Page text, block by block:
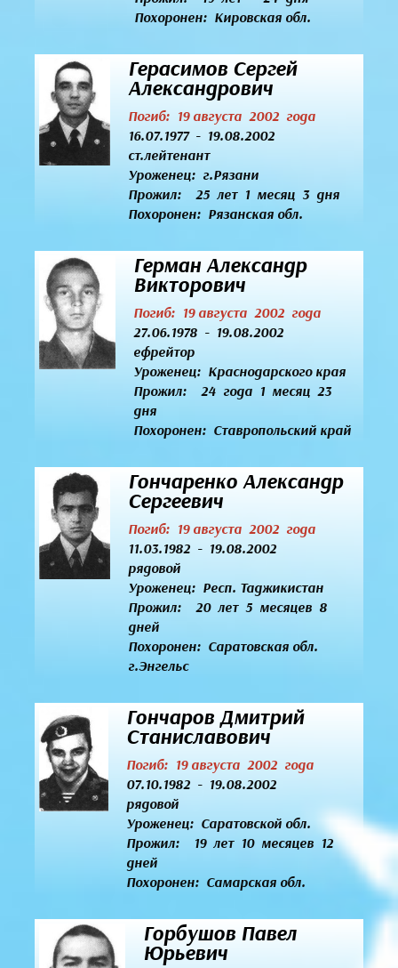
Похоронен: Кировская обл.
Герасимов Сергей
Александрович
Погиб: 19 августа 2002 года
16.07.1977 - 19.08.2002
ст.лейтенант
Уроженец:г.Рязани
Прожил: 25 лет 1 месяц 3 дня
Похоронен: Рязанская обл.
Герман Александр
Викторович
Погиб: 19 августа 2002 года
27.06.1978 - 19.08.2002
ефрейтор
Уроженец:Краснодарского края
Прожил: 24 года 1 месяц 23
дня
Похоронен: Ставропольский край
Гончаренко Александр
Сергеевич
Погиб: 19 августа 2002 года
11.03.1982 - 19.08.2002
рядовой
Уроженец: Респ. Таджикистан
Прожил: 20 лет 5 месяцев 8
дней
Похоронен: Саратовская обл.
г.Энгельс
Гончаров Дмитрий
Станиславович
Погиб: 19 августа 2002 года
07.10.1982 - 19.08.2002
рядовой
Уроженец: Саратовской обл.
Прожил: 19 лет 10 месяцев 12
дней
Похоронен: Самарская обл.
Горбушов Павел
Юрьевич